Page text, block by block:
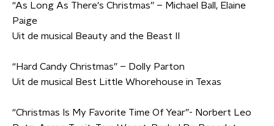
“As Long As There's Christmas” – Michael Ball, Elaine
Paige
Uit de musical Beauty and the Beast II
“Hard Candy Christmas” – Dolly Parton
Uit de musical Best Little Whorehouse in Texas
“Christmas Is My Favorite Time Of Year”- Norbert Leo